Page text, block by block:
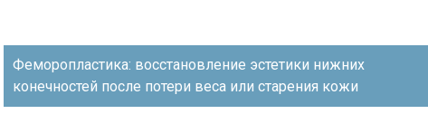
Навигация
Феморопластика: восстановление эстетики нижних
конечностей после потери веса или старения кожи